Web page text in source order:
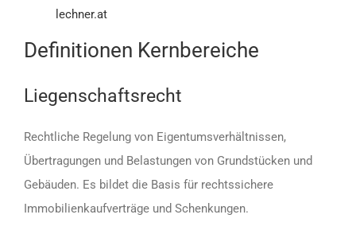
lechner.at
Definitionen Kernbereiche
Liegenschaftsrecht
Rechtliche Regelung von Eigentumsverhältnissen,
Übertragungen und Belastungen von Grundstücken und
Gebäuden. Es bildet die Basis für rechtssichere
Immobilienkaufverträge und Schenkungen.